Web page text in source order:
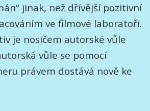
jinak, než dřívější pozitivní
ve filmové laboratoři.
je nosičem autorské vůle
vůle se pomocí
právem dostává nově ke